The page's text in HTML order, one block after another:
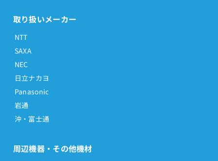
取り扱いメーカー
NTT
SAXA
NEC
日立ナカヨ
Panasonic
岩通
沖・富士通
周辺機器・その他機材